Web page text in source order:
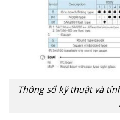
Thông số kỹ thuật và